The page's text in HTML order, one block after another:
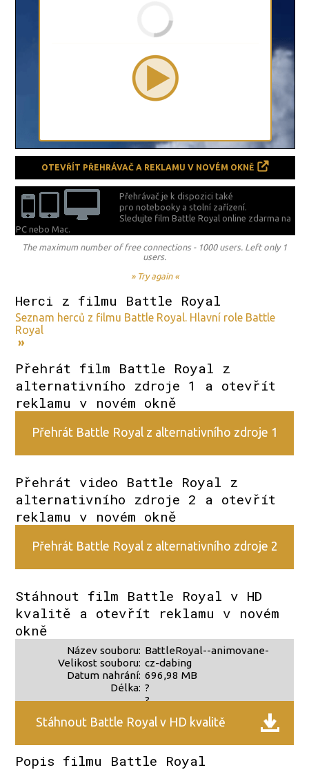
OTEVŘÍT PŘEHRÁVAČ A REKLAMU V NOVÉM OKNĚ
Přehrávač je k dispozici také
pro notebooky a stolní zařízení.
Sledujte film Battle Royal online zdarma na
PC nebo Mac.
The maximum number of free connections - 1000 users. Left only 1
users.
» Try again «
Herci z filmu Battle Royal
Seznam herců z filmu Battle Royal. Hlavní role Battle
Royal
»
Přehrát film Battle Royal z
alternativního zdroje 1 a otevřít
reklamu v novém okně
Přehrát Battle Royal z alternativního zdroje 1
Přehrát video Battle Royal z
alternativního zdroje 2 a otevřít
reklamu v novém okně
Přehrát Battle Royal z alternativního zdroje 2
Stáhnout film Battle Royal v HD
kvalitě a otevřít reklamu v novém
okně
Název souboru:
Velikost souboru:
Datum nahrání:
Délka:
BattleRoyal--animovane-
cz-dabing
696,98 MB
?
?
Stáhnout Battle Royal v HD kvalitě
Popis filmu Battle Royal